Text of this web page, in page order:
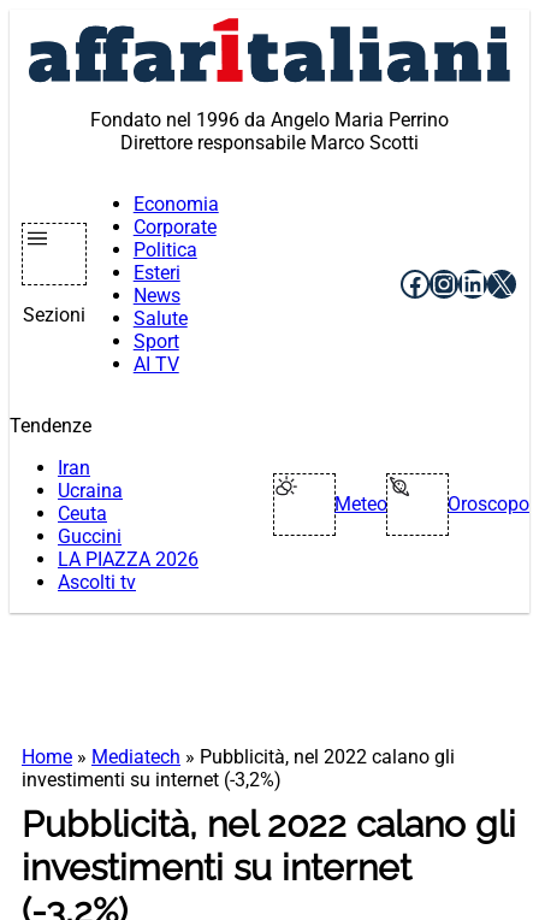
contenuto
Fondato nel 1996 da Angelo Maria Perrino
Direttore responsabile Marco Scotti
Sezioni
Economia
Corporate
Politica
Esteri
News
Salute
Sport
AI TV
Facebook
X
Tendenze
Iran
Ucraina
Ceuta
Guccini
LA PIAZZA 2026
Ascolti tv
Meteo Oroscopo
Home » Mediatech » Pubblicità, nel 2022 calano gli
investimenti su internet (-3,2%)
Pubblicità, nel 2022 calano gli
investimenti su internet
(-3,2%)